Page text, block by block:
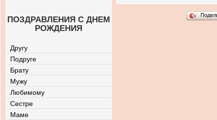
ПОЗДРАВЛЕНИЯ С ДНЕМ
РОЖДЕНИЯ
Другу
Подруге
Брату
Мужу
Любимому
Сестре
Маме